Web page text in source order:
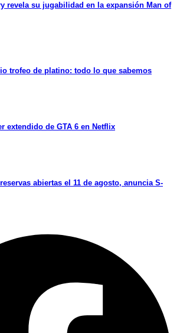
revela su jugabilidad en la expansión Man of
trofeo de platino: todo lo que sabemos
extendido de GTA 6 en Netflix
abiertas el 11 de agosto, anuncia S-